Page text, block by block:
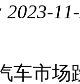
2023-
车市场